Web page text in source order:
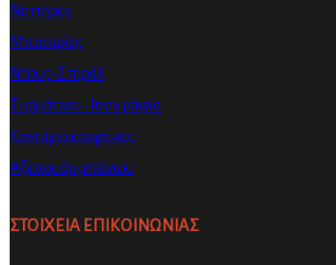
Νιπτήρες
Μπαταρίες
Ντους-Σπιράλ
Συρμάτινα – Inox ράφια
Κοντάρια κουρτίνας
Αξεσουάρ μπάνιου
ΣΤΟΙΧΕΙΑ ΕΠΙΚΟΙΝΩΝΙΑΣ